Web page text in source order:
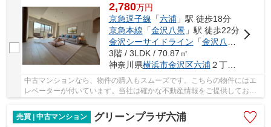
2,780万円
京急逗子線 「六浦 」駅 徒歩18分
京急本線 「金沢八景」駅 徒歩22分
金沢シーサイドライン 「金沢八景
」駅 徒
3階 / 3LDK / 70.87㎡
神奈川県横浜市金沢区六浦 ２丁目12-18
中古マンションなら、物件の購入もスムーズです。こちらの物件にはエ
レベーターが付いています。当社は確かな不動産情報をご提供しており
売買 | 中古マンション
グリーンプラザ六浦